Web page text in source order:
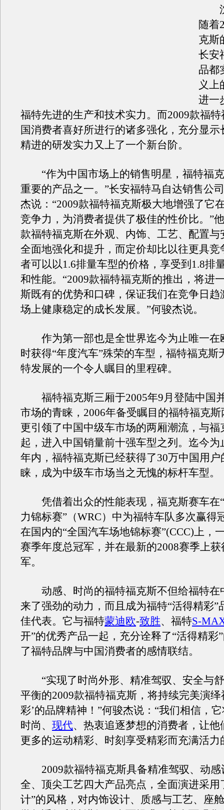
沈
随着
克斯
长安
品都
义上
进一
福特先进的生产和技术实力。而2009款福
国消费者喜好所进行的诸多强化，充分显示
精进的研发实力又上了一个新台阶。
“作为中国市场上的销售明星，福特福
重要的产品之一。”长安福特马自达销售公
杰说：“2009款福特福克斯极大地增强了它
竞争力，为消费者提供了极佳的性价比。”
款福特福克斯在外观、内饰、工艺、配置与
全面地强化和提升，而定价却比以往更具竞
者可以以1.6排量车型的价格，享受到1.8排
和性能。“2009款福特福克斯的推出，将进
斯既有的优势和口碑，保证我们在竞争日趋
场上健康稳定的成长发展。”何骏杰说。
作为第一部也是全世界迄今为止唯一在
时获得“年度汽车”殊荣的车型，福特福克斯
特发展的一个令人瞩目的里程碑。
福特福克斯三厢于2005年9月登陆中国
市场的青睐，2006年备受瞩目的福特福克
更引领了中国中级车市场的两厢潮流，与福
起，进入中国销量前十强车型之列。迄今为
年内，福特福克斯已经获得了30万中国用户
睐，成为中级车市场当之无愧的标杆车型。
凭借着出众的性能表现，福克斯赛车在
力锦标赛”（WRC）中为福特车队多次赢得
在国内的“全国汽车场地锦标赛”(CCC)上，
赛季年度总冠军，并在最新的2008赛季上获
军。
动感、时尚的福特福克斯不但给福特在
来了强劲的动力，而且成为福特“活得精彩”
佳代表。它与福特蒙迪欧-致胜、福特S-
开”的优秀产品一起，充分诠释了“活得精彩
了福特品牌与中国消费者的感情联结。
“实现了时尚外形、精准驾驭、安全与
平衡的2009款福特福克斯，将持续完美演绎
彩’的品牌精神！”何骏杰说：“我们相信，
时尚、 现代、热衷追逐梦想的消费者，让他
更多的运动精彩、时刻享受精彩而充满活力
2009款福特福克斯具备精准驾驭、动感
全、顶尖工艺四大产品亮点，全面演进采用
计”的风格，对内饰设计、质感与工艺、座